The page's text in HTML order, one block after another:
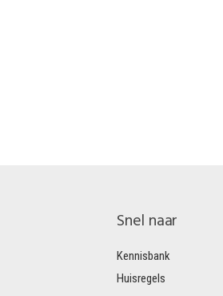
Snel naar
Kennisbank
Huisregels